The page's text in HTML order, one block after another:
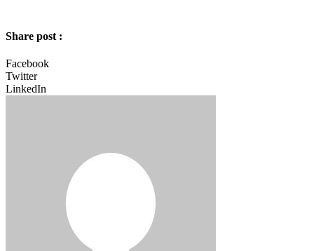
Share post :
Facebook
Twitter
LinkedIn